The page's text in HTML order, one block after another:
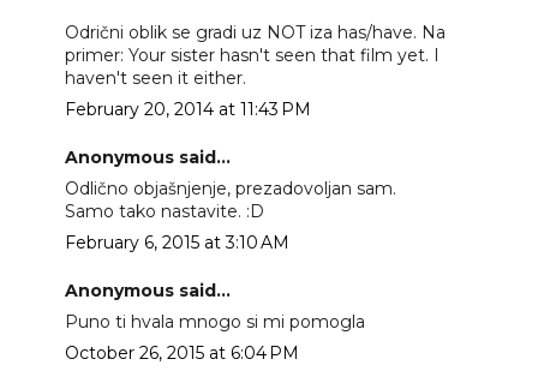
Odrični oblik se gradi uz NOT iza has/have. Na
primer: Your sister hasn't seen that film yet. I
haven't seen it either.
February 20, 2014 at 11:43 PM
Anonymous said...
Odlično objašnjenje, prezadovoljan sam.
Samo tako nastavite. :D
February 6, 2015 at 3:10 AM
Anonymous said...
Puno ti hvala mnogo si mi pomogla
October 26, 2015 at 6:04 PM